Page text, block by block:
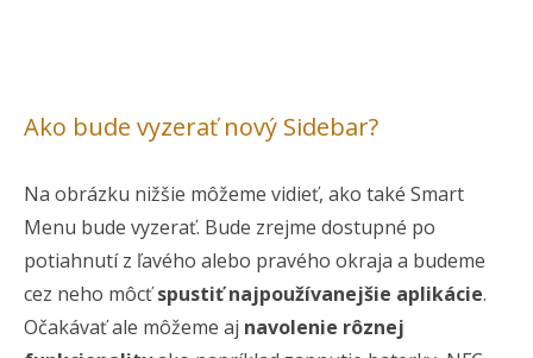
Ako bude vyzerať nový Sidebar?
Na obrázku nižšie môžeme vidieť, ako také Smart
Menu bude vyzerať. Bude zrejme dostupné po
potiahnutí z ľavého alebo pravého okraja a budeme
cez neho môcťspustiť najpoužívanejšie aplikácie.
Očakávať ale môžeme aj navolenie rôznej